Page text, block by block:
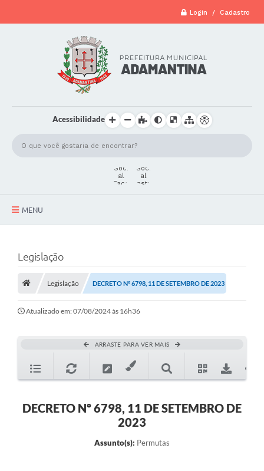
Login / Cadastro
Acessibilidade
MENU
Secretarias
Legislação
Atos Municipais
Arquivos para Download
Legislação
Legislação DECRETO Nº 6798, 11 DE SETEMBRO DE 2023
Atualizado em: 07/08/2024 às 16h36
ARRASTE PARA VER MAIS
DECRETO Nº 6798, 11 DE SETEMBRO DE
2023
Assunto(s): Permutas